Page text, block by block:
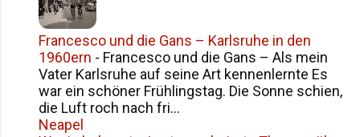
Francesco und die Gans – Karlsruhe in den
1960ern - Francesco und die Gans – Als mein
Vater Karlsruhe auf seine Art kennenlernte Es
war ein schöner Frühlingstag. Die Sonne schien,
die Luft roch nach fri...
Neapel